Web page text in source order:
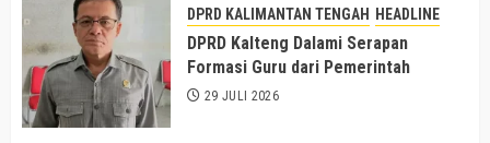
DPRD KALIMANTAN TENGAH HEADLINE
DPRD Kalteng Dalami Serapan
Formasi Guru dari Pemerintah
29 JULI 2026